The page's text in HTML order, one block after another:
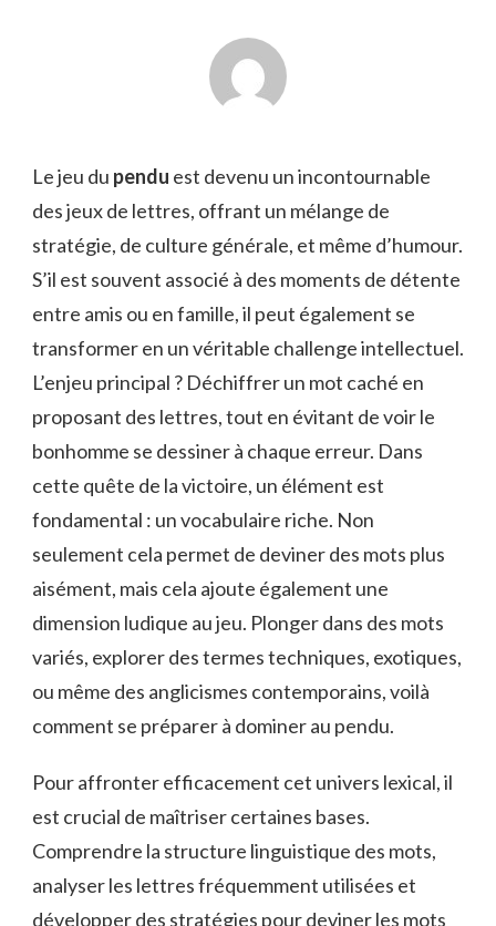
Le jeu du pendu est devenu un incontournable
des jeux de lettres, offrant un mélange de
stratégie, de culture générale, et même d’humour.
S’il est souvent associé à des moments de détente
entre amis ou en famille, il peut également se
transformer en un véritable challenge intellectuel.
L’enjeu principal ? Déchiffrer un mot caché en
proposant des lettres, tout en évitant de voir le
bonhomme se dessiner à chaque erreur. Dans
cette quête de la victoire, un élément est
fondamental : un vocabulaire riche. Non
seulement cela permet de deviner des mots plus
aisément, mais cela ajoute également une
dimension ludique au jeu. Plonger dans des mots
variés, explorer des termes techniques, exotiques,
ou même des anglicismes contemporains, voilà
comment se préparer à dominer au pendu.
Pour affronter efficacement cet univers lexical, il
est crucial de maîtriser certaines bases.
Comprendre la structure linguistique des mots,
analyser les lettres fréquemment utilisées et
développer des stratégies pour deviner les mots